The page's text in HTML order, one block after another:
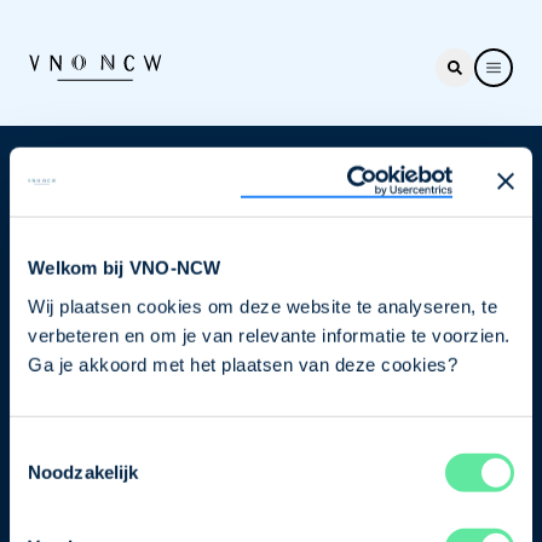
Welkom bij VNO-NCW
Wij plaatsen cookies om deze website te analyseren, te
verbeteren en om je van relevante informatie te voorzien.
Ga je akkoord met het plaatsen van deze cookies?
Noodzakelijk
Nieuwsbrief
je nu in voor de VNO-NCW nieuwsbrief.
Schrijf je in
Direct naar
Ons verhaal